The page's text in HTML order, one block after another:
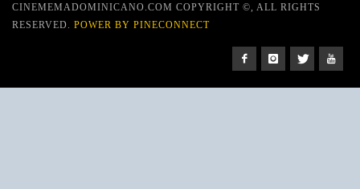
CINEMEMADOMINICANO.COM COPYRIGHT ©, ALL RIGHTS
RESERVED. POWER BY PINECONNECT